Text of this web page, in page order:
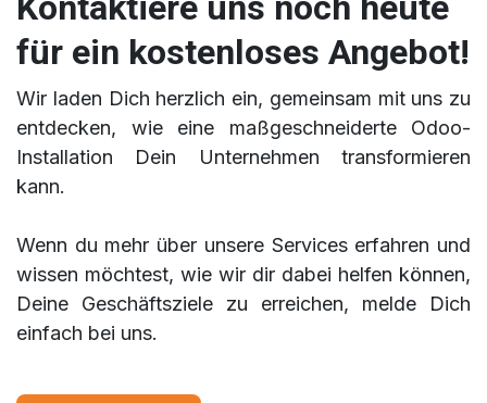
für ein kostenloses Angebot!
Wir laden Dich herzlich ein, gemeinsam mit uns zu
entdecken, wie eine maßgeschneiderte Odoo-
Installation Dein Unternehmen transformieren
kann.
Wenn du mehr über unsere Services erfahren und
wissen möchtest, wie wir dir dabei helfen können,
Deine Geschäftsziele zu erreichen, melde Dich
einfach bei uns.